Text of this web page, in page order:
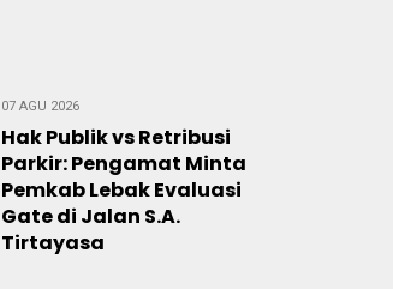
07 AGU 2026
Hak Publik vs Retribusi
Parkir: Pengamat Minta
Pemkab Lebak Evaluasi
Gate di Jalan S.A.
Tirtayasa